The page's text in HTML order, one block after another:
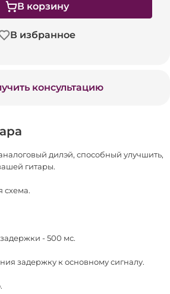
В корзину
В избранное
консультацию
дилэй, способный улучшить,
гитары.
схема.
- 500 мс.
задержку к основному сигналу.